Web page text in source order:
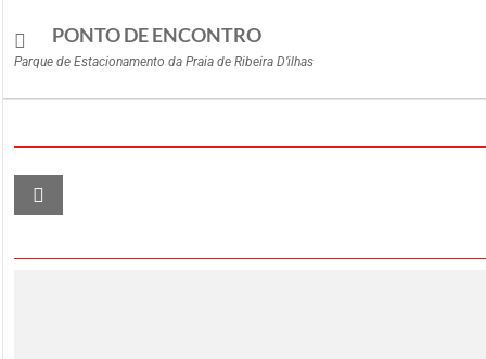
PONTO DE ENCONTRO
Parque de Estacionamento da Praia de Ribeira D’ilhas